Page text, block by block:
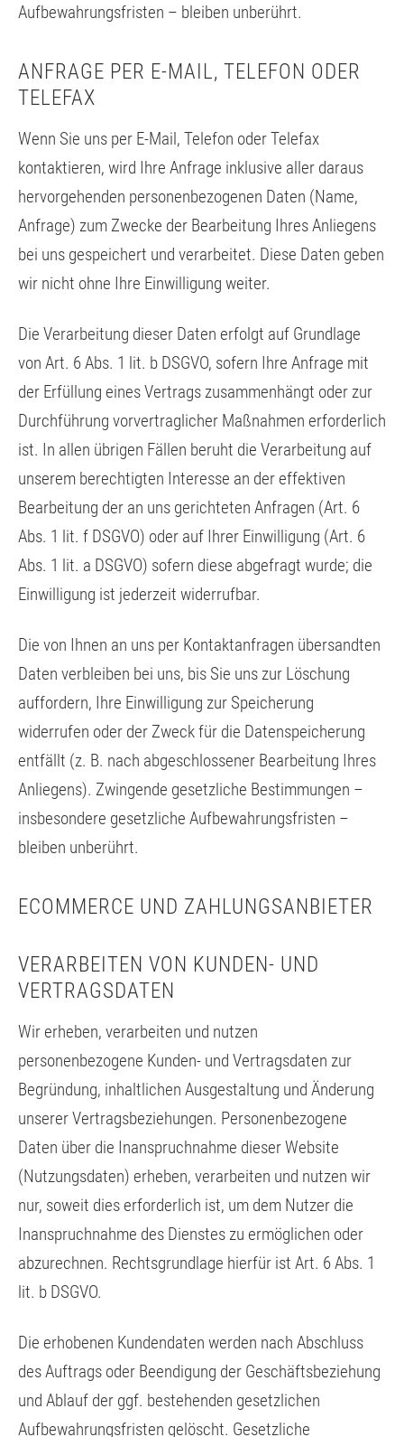
Aufbewahrungsfristen – bleiben unberührt.
ANFRAGE PER E-MAIL, TELEFON ODER
TELEFAX
Wenn Sie uns per E-Mail, Telefon oder Telefax
kontaktieren, wird Ihre Anfrage inklusive aller daraus
hervorgehenden personenbezogenen Daten (Name,
Anfrage) zum Zwecke der Bearbeitung Ihres Anliegens
bei uns gespeichert und verarbeitet. Diese Daten geben
wir nicht ohne Ihre Einwilligung weiter.
Die Verarbeitung dieser Daten erfolgt auf Grundlage
von Art. 6 Abs. 1 lit. b DSGVO, sofern Ihre Anfrage mit
der Erfüllung eines Vertrags zusammenhängt oder zur
Durchführung vorvertraglicher Maßnahmen erforderlich
ist. In allen übrigen Fällen beruht die Verarbeitung auf
unserem berechtigten Interesse an der effektiven
Bearbeitung der an uns gerichteten Anfragen (Art. 6
Abs. 1 lit. f DSGVO) oder auf Ihrer Einwilligung (Art. 6
Abs. 1 lit. a DSGVO) sofern diese abgefragt wurde; die
Einwilligung ist jederzeit widerrufbar.
Die von Ihnen an uns per Kontaktanfragen übersandten
Daten verbleiben bei uns, bis Sie uns zur Löschung
auffordern, Ihre Einwilligung zur Speicherung
widerrufen oder der Zweck für die Datenspeicherung
entfällt (z. B. nach abgeschlossener Bearbeitung Ihres
Anliegens). Zwingende gesetzliche Bestimmungen –
insbesondere gesetzliche Aufbewahrungsfristen –
bleiben unberührt.
ECOMMERCE UND ZAHLUNGSANBIETER
VERARBEITEN VON KUNDEN- UND
VERTRAGSDATEN
Wir erheben, verarbeiten und nutzen
personenbezogene Kunden- und Vertragsdaten zur
Begründung, inhaltlichen Ausgestaltung und Änderung
unserer Vertragsbeziehungen. Personenbezogene
Daten über die Inanspruchnahme dieser Website
(Nutzungsdaten) erheben, verarbeiten und nutzen wir
nur, soweit dies erforderlich ist, um dem Nutzer die
Inanspruchnahme des Dienstes zu ermöglichen oder
abzurechnen. Rechtsgrundlage hierfür ist Art. 6 Abs. 1
lit. b DSGVO.
Die erhobenen Kundendaten werden nach Abschluss
des Auftrags oder Beendigung der Geschäftsbeziehung
und Ablauf der ggf. bestehenden gesetzlichen
Aufbewahrungsfristen gelöscht. Gesetzliche